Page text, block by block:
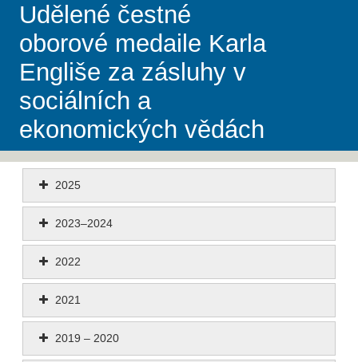
Udělené čestné
oborové medaile Karla
Engliše za zásluhy v
sociálních a
ekonomických vědách
2025
2023–2024
2022
2021
2019 – 2020